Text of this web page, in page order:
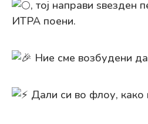
, тој направи
ИТРА поени.
Ние сме возбудени
Дали си во флоу,